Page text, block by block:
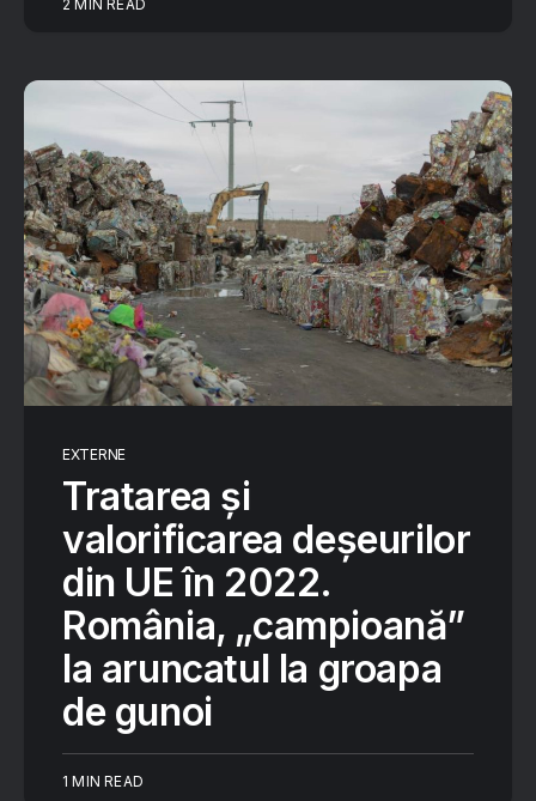
2 MIN READ
EXTERNE
Tratarea și
valorificarea deșeurilor
din UE în 2022.
România, „campioană”
la aruncatul la groapa
de gunoi
1 MIN READ